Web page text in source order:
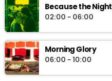
Because the Night
02:00 - 06:00
Morning Glory
06:00 - 10:00